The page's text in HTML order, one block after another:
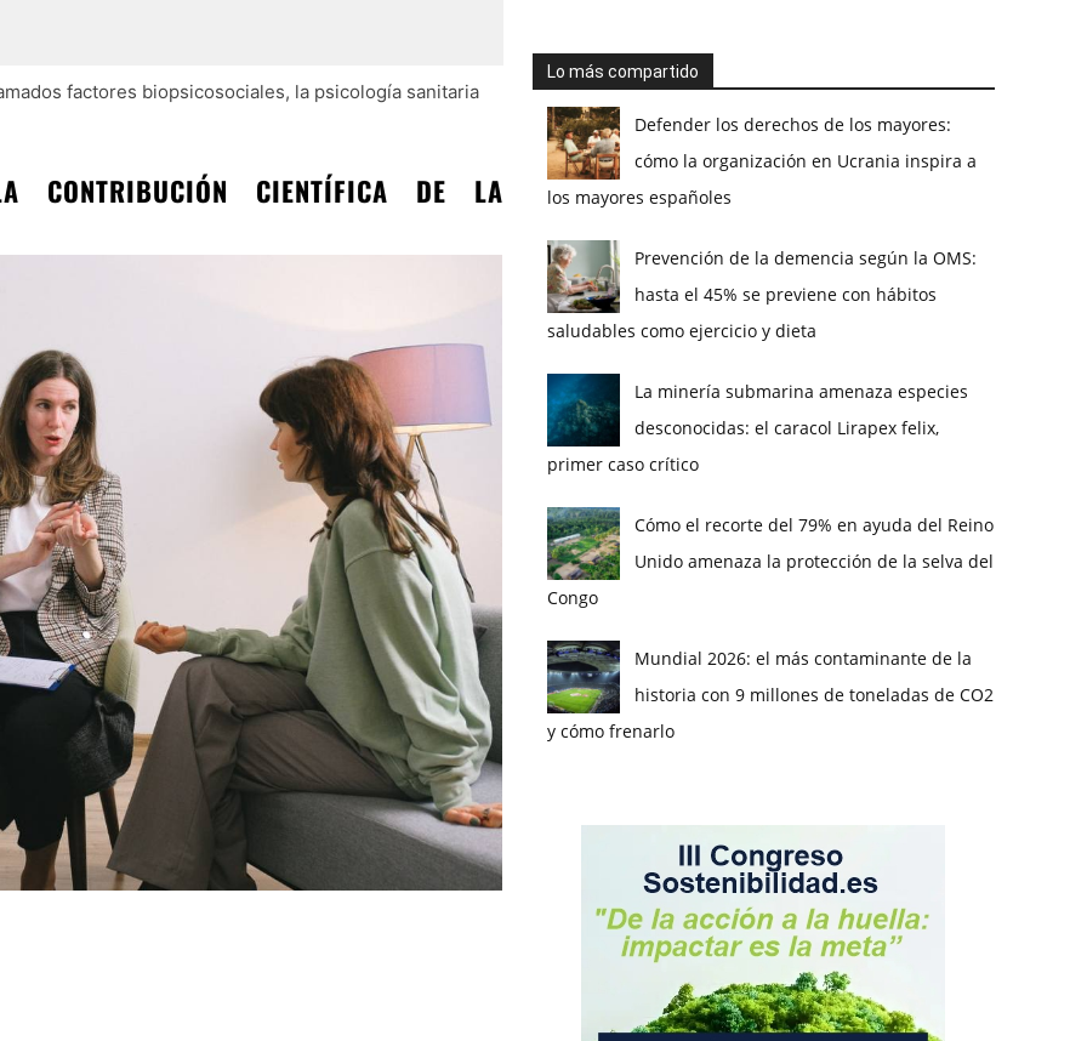
factores biopsicosociales, la psicología sanitaria
CONTRIBUCIÓN CIENTÍFICA DE LA
Lo más compartido
Defender los derechos de los mayores:
cómo la organización en Ucrania inspira a
los mayores españoles
Prevención de la demencia según la OMS:
hasta el 45% se previene con hábitos
saludables como ejercicio y dieta
La minería submarina amenaza especies
desconocidas: el caracol Lirapex felix,
primer caso crítico
Cómo el recorte del 79% en ayuda del Reino
Unido amenaza la protección de la selva del
Congo
Mundial 2026: el más contaminante de la
historia con 9 millones de toneladas de CO2
y cómo frenarlo